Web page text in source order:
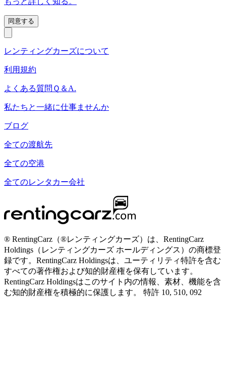
同意する
レンティングカーズについて
利用規約
よくある質問Ｑ＆A.
私たちと一緒に仕事ませんか
ブログ
全ての渡航先
全ての空港
全てのレンタカー会社
® RentingCarz（®レンティングカーズ）は、RentingCarz
Holdings（レンティングカーズ ホールディングス）の商標登
録です。RentingCarz Holdingsは、ユーティリティ特許を含む
すべての著作権および知的財産権を保有しています。
RentingCarz Holdingsはこのサイト内の情報、素材、機能を含
む知的財産権を積極的に保護します。 特許 10, 510, 092